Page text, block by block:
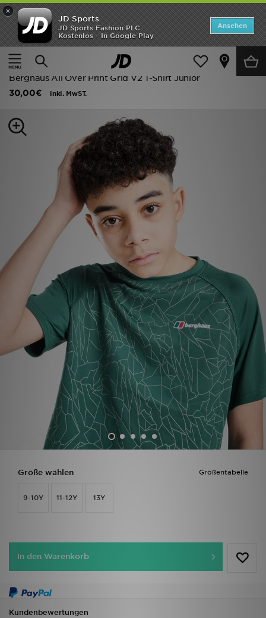
×
JD Sports
JD Sports Fashion PLC
Kostenlos - In Google Play
Ansehen
Home
Kinder
Kleidung Jugendliche (8-15 Jahre)
Berghaus All Over Print Grid V2 T-Shirt Junior
30,00€
inkl. MwST.
Größentabelle
Größe wählen
9-10Y 11-12Y 13Y
In den Warenkorb
Kundenbewertungen
ANGEBOTE
Neuheiten
Herren
Kinder
Sport
Lade die APP
Filialfinder
Mein JD
Hilfe & Kontakt
Geschenkgutschein